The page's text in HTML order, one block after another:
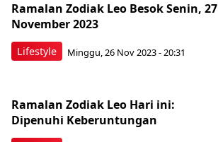
Lifestyle
Ramalan Zodiak Leo Besok Senin, 27
November 2023
Minggu, 26 Nov 2023 - 20:31
Ramalan Zodiak Leo Hari ini:
Dipenuhi Keberuntungan